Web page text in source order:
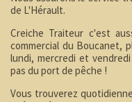
de L'Hérault.
Creiche Traiteur c'est
commercial du Boucanet,
lundi, mercredi et
pas du port de pêche !
Vous trouverez